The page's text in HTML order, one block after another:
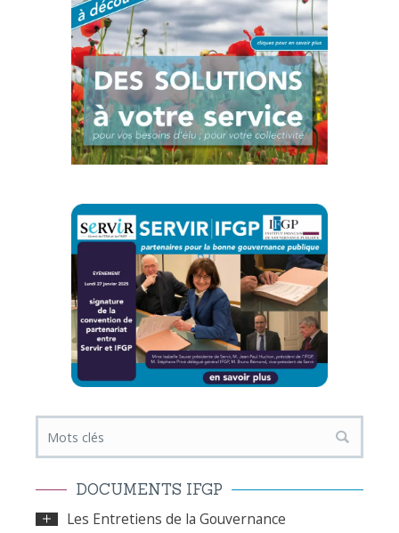
DOCUMENTS IFGP
Les Entretiens de la Gouvernance